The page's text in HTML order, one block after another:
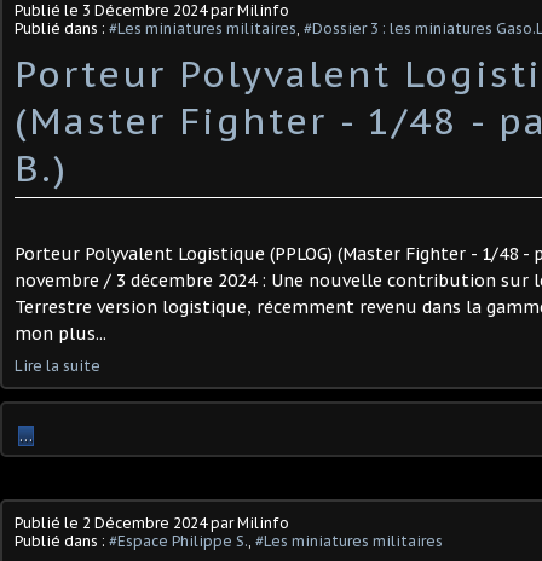
Publié le 3 Décembre 2024par Milinfo
Publié dans : #Les miniatures militaires, #Dossier 3 : les miniatures
Porteur Polyvalent
(Master Fighter - 1/48 -
B.)
Porteur Polyvalent Logistique (PPLOG) (Master Fighter - 1/48 -
novembre / 3 décembre 2024 : Une nouvelle contribution sur
Terrestre version logistique, récemment revenu dans la
mon plus...
Lire la suite
…
Publié le 2 Décembre 2024par Milinfo
Publié dans : #Espace Philippe S., #Les miniatures militaires